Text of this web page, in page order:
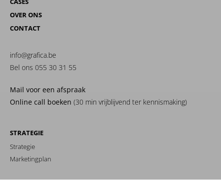
OVER ONS
CONTACT
STRATEGIE
Strategie
Marketingplan
MERKIDENTITEIT
info@grafica.be
Bel ons 055 30 31 55
Mail voor een afspraak
Online call boeken (30 min vrijblijvend ter kennismaking)